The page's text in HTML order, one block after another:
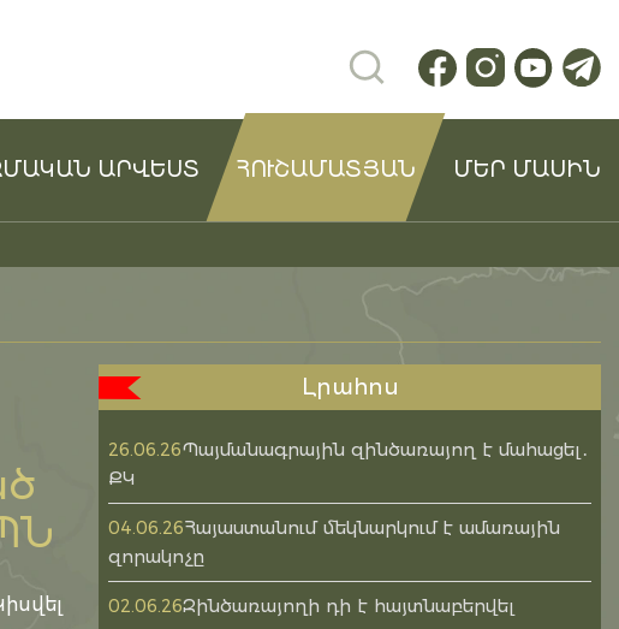
ԱՐՎԵՍՏ ՀՈՒՇԱՄԱՏՅԱՆ ՄԵՐ ՄԱՍԻՆ
Լրահոս
26.06.26Պայմանագրային զինծառայող է մահացել․
ՔԿ
04.06.26Հայաստանում մեկնարկում է ամառային
զորակոչը
02.06.26Զինծառայողի դի է հայտնաբերվել